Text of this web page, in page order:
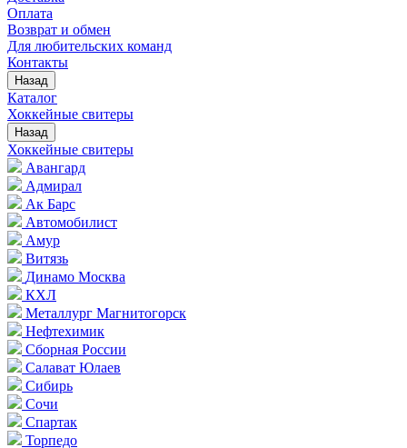
Оплата
Возврат и обмен
Для любительских команд
Контакты
Назад
Каталог
Хоккейные свитеры
Назад
Хоккейные свитеры
Авангард
Адмирал
Ак Барс
Автомобилист
Амур
Витязь
Динамо Москва
КХЛ
Металлург Магнитогорск
Нефтехимик
Сборная России
Салават Юлаев
Сибирь
Сочи
Спартак
Торпедо